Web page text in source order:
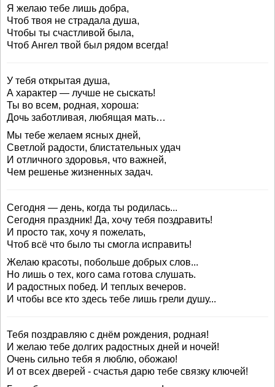
Я желаю тебе лишь добра,
Чтоб твоя не страдала душа,
Чтобы ты счастливой была,
Чтоб Ангел твой был рядом всегда!
У тебя открытая душа,
А характер — лучше не сыскать!
Ты во всем, родная, хороша:
Дочь заботливая, любящая мать…
Мы тебе желаем ясных дней,
Светлой радости, блистательных удач
И отличного здоровья, что важней,
Чем решенье жизненных задач.
Сегодня — день, когда ты родилась...
Сегодня праздник! Да, хочу тебя поздравить!
И просто так, хочу я пожелать,
Чтоб всё что было ты смогла исправить!
Желаю красоты, побольше добрых слов...
Но лишь о тех, кого сама готова слушать.
И радостных побед. И теплых вечеров.
И чтобы все кто здесь тебе лишь грели душу...
Тебя поздравляю с днём рождения, родная!
И желаю тебе долгих радостных дней и ночей!
Очень сильно тебя я люблю, обожаю!
И от всех дверей - счастья дарю тебе связку ключей!